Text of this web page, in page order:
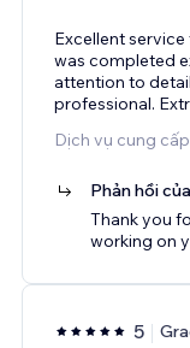
Excellent
was completed
attention to
professional.
Dịch vụ cung
Phản hồi
Thank you
working on
5